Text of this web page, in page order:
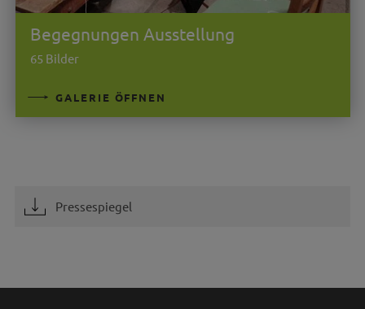
Begegnungen Ausstellung
65 Bilder
GALERIE ÖFFNEN
Pressespiegel